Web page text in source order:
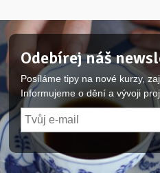
Odebírej náš
Posíláme tipy na nové kurzy,
Informujeme o dění a vývoji